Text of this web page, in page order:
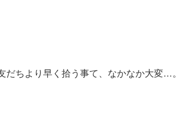
ちより早く拾う事て、なかなか大変…。